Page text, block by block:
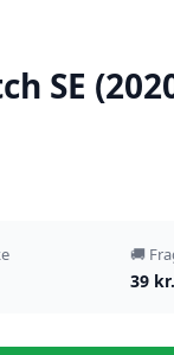
SE
🚚
39 kr.